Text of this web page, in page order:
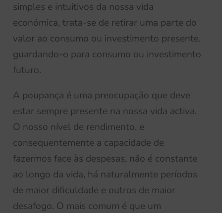
simples e intuitivos da nossa vida
económica, trata-se de retirar uma parte do
valor ao consumo ou investimento presente,
guardando-o para consumo ou investimento
futuro.
A poupança é uma preocupação que deve
estar sempre presente na nossa vida activa.
O nosso nível de rendimento, e
consequentemente a capacidade de
fazermos face às despesas, não é constante
ao longo da vida, há naturalmente períodos
de maior dificuldade e outros de maior
desafogo. O mais comum é que um